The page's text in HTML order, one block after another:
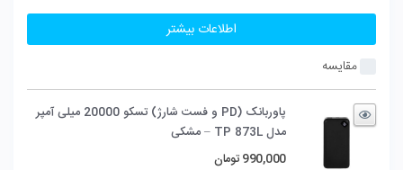
اطلاعات بیشتر
مقایسه
پاوربانک (PD و فست شارژ) تسکو 20000 میلی آمپر
مدل TP 873L – مشکی
990,000 تومان